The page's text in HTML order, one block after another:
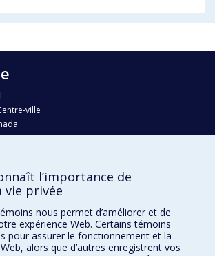
ville
l’importance de
vie privée
nous permet d’améliorer et de
expérience Web. Certains témoins
pour assurer le fonctionnement et la
alors que d’autres enregistrent vos